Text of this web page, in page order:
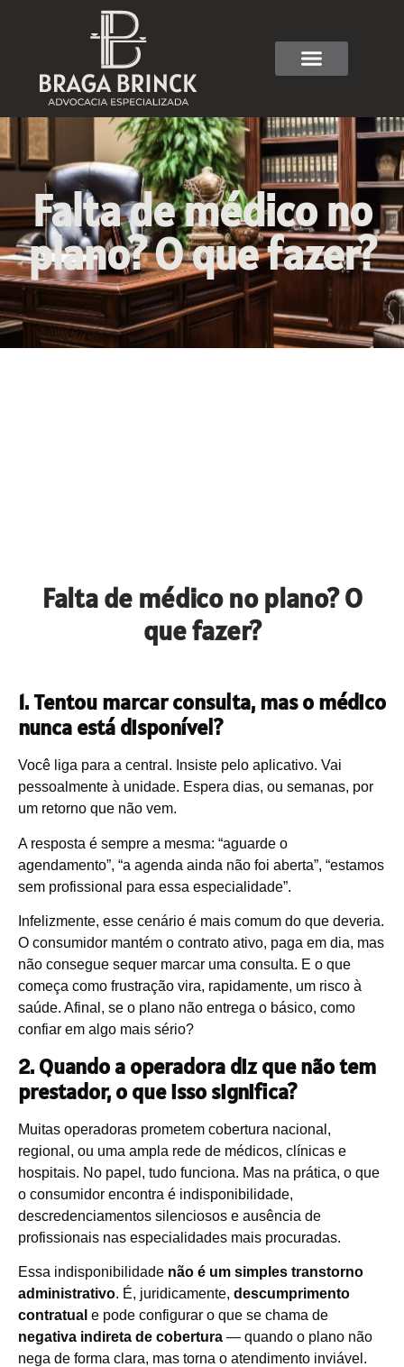
Falta de médico no
plano? O que fazer?
Falta de médico no plano? O
que fazer?
1. Tentou marcar consulta, mas o médico
nunca está disponível?
Você liga para a central. Insiste pelo aplicativo. Vai
pessoalmente à unidade. Espera dias, ou semanas, por
um retorno que não vem.
A resposta é sempre a mesma: “aguarde o
agendamento”, “a agenda ainda não foi aberta”, “estamos
sem profissional para essa especialidade”.
Infelizmente, esse cenário é mais comum do que deveria.
O consumidor mantém o contrato ativo, paga em dia, mas
não consegue sequer marcar uma consulta. E o que
começa como frustração vira, rapidamente, um risco à
saúde. Afinal, se o plano não entrega o básico, como
confiar em algo mais sério?
2. Quando a operadora diz que não tem
prestador, o que isso significa?
Muitas operadoras prometem cobertura nacional,
regional, ou uma ampla rede de médicos, clínicas e
hospitais. No papel, tudo funciona. Mas na prática, o que
o consumidor encontra é indisponibilidade,
descredenciamentos silenciosos e ausência de
profissionais nas especialidades mais procuradas.
Essa indisponibilidade não é um simples transtorno
administrativo. É, juridicamente, descumprimento
contratual e pode configurar o que se chama de
negativa indireta de cobertura — quando o plano não
nega de forma clara, mas torna o atendimento inviável.